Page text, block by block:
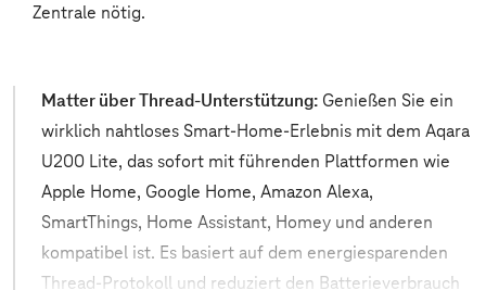
Zentrale nötig.
Matter über Thread-Unterstützung: Genießen Sie ein
wirklich nahtloses Smart-Home-Erlebnis mit dem Aqara
U200 Lite, das sofort mit führenden Plattformen wie
Apple Home, Google Home, Amazon Alexa,
SmartThings, Home Assistant, Homey und anderen
kompatibel ist. Es basiert auf dem energiesparenden
Thread-Protokoll und reduziert den Batterieverbrauch